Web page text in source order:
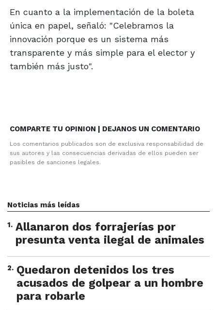
En cuanto a la implementación de la boleta
única en papel, señaló: "Celebramos la
innovación porque es un sistema más
transparente y más simple para el elector y
también más justo".
COMPARTE TU OPINION | DEJANOS UN COMENTARIO
Los comentarios publicados son de exclusiva responsabilidad de
sus autores y las consecuencias derivadas de ellos pueden ser
pasibles de sanciones legales.
Noticias más leídas
1. Allanaron dos forrajerías por
presunta venta ilegal de animales
2. Quedaron detenidos los tres
acusados de golpear a un hombre
para robarle